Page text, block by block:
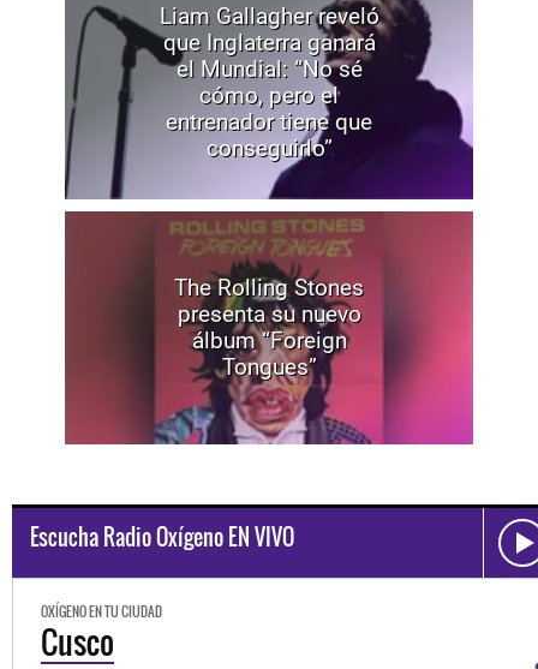
Liam Gallagher reveló
que Inglaterra ganará
el Mundial: “No sé
cómo, pero el
entrenador tiene que
conseguirlo”
The Rolling Stones
presenta su nuevo
álbum “Foreign
Tongues”
Escucha Radio Oxígeno EN VIVO
OXÍGENO EN TU CIUDAD
Arequipa